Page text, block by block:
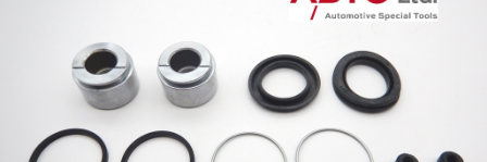
TPMS（4）
その他（9）
バッテリーテスター（4）
古い車両用診断テスター（10）
イタリア/フランス車（27）
イギリス車（23）
日本車（40）
ロシア（8）
その他（6）